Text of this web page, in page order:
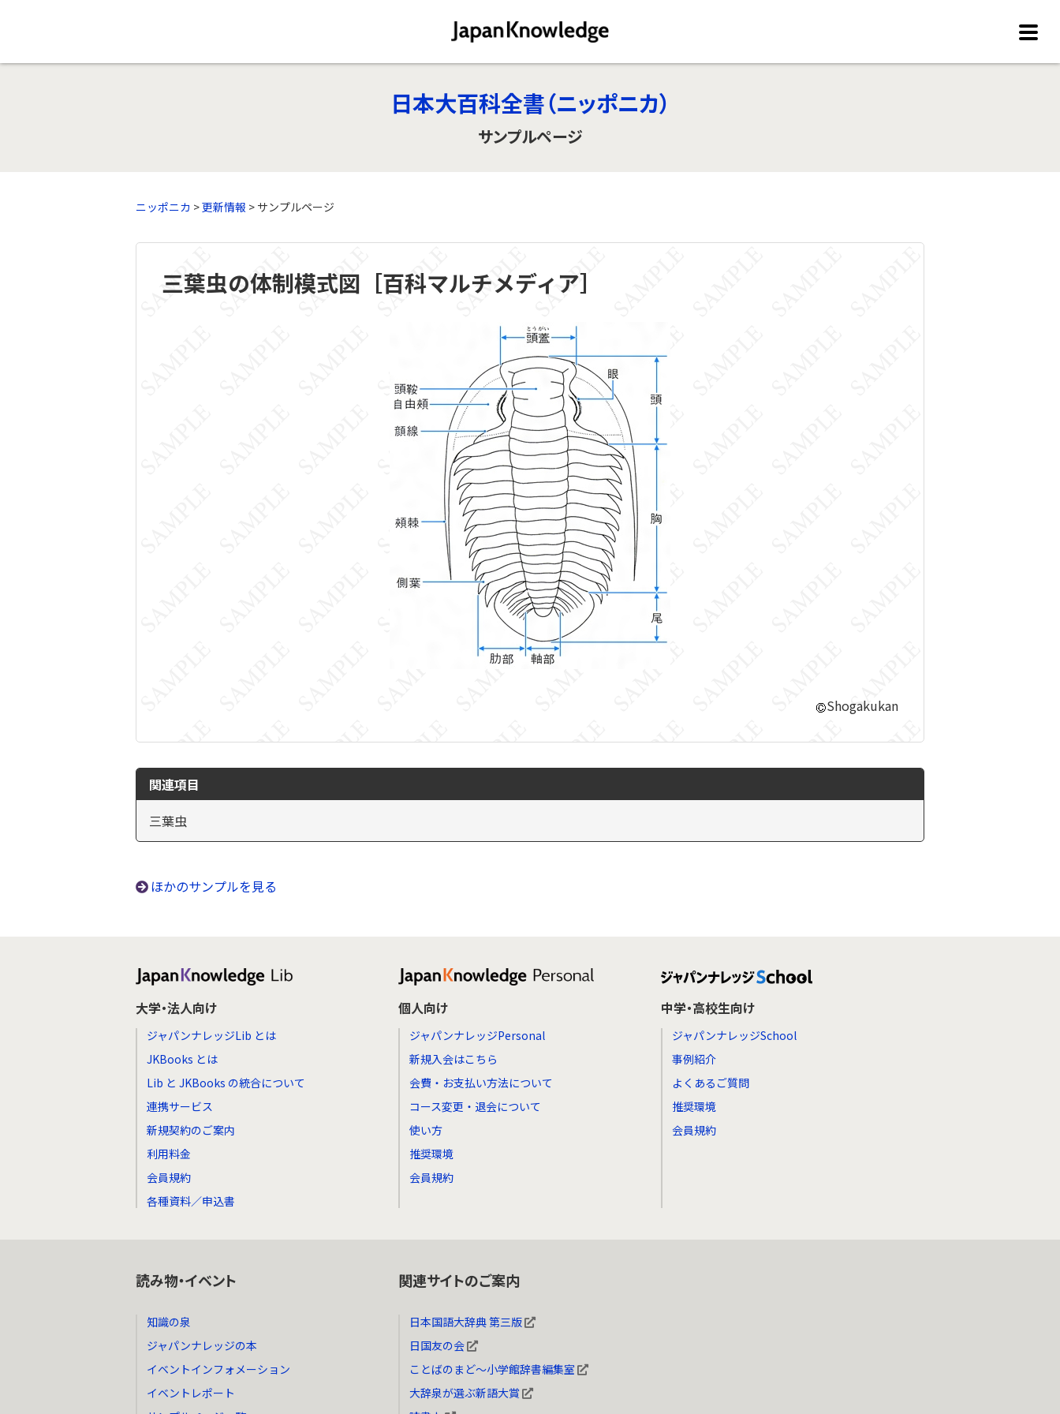
日本大百科全書（ニッポニカ）
サンプルページ
ニッポニカ >更新情報 > サンプルページ
三葉虫の体制模式図［百科マルチメディア］
Shogakukan
関連項目
三葉虫
ほかのサンプルを見る
大学・法人向け
ジャパンナレッジLib とは
JKBooks とは
Lib と JKBooks の統合について
連携サービス
新規契約のご案内
利用料金
会員規約
各種資料／申込書
個人向け
ジャパンナレッジPersonal
新規入会はこちら
会費・お支払い方法について
コース変更・退会について
使い方
推奨環境
会員規約
中学・高校生向け
ジャパンナレッジSchool
事例紹介
よくあるご質問
推奨環境
会員規約
読み物・イベント
知識の泉
ジャパンナレッジの本
イベントインフォメーション
イベントレポート
関連サイトのご案内
日本国語大辞典 第三版
日国友の会
ことばのまど～小学館辞書編集室
大辞泉が選ぶ新語大賞